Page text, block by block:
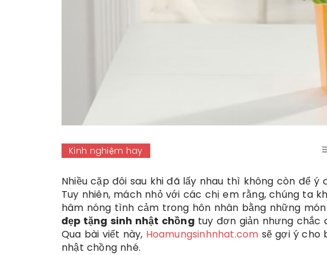
Kinh nghiệm hay
Nhiều cặp đôi sau khi đã lấy nhau thì không còn để
Tuy nhiên, mách nhỏ với các chị em rằng, chúng ta
hâm nóng tình cảm trong hôn nhân bằng những
đẹp tặng sinh nhật chồng tuy đơn giản nhưng chắc
Qua bài viết này, Hoamungsinhnhat.com sẽ gợi ý cho
nhật chồng nhé.